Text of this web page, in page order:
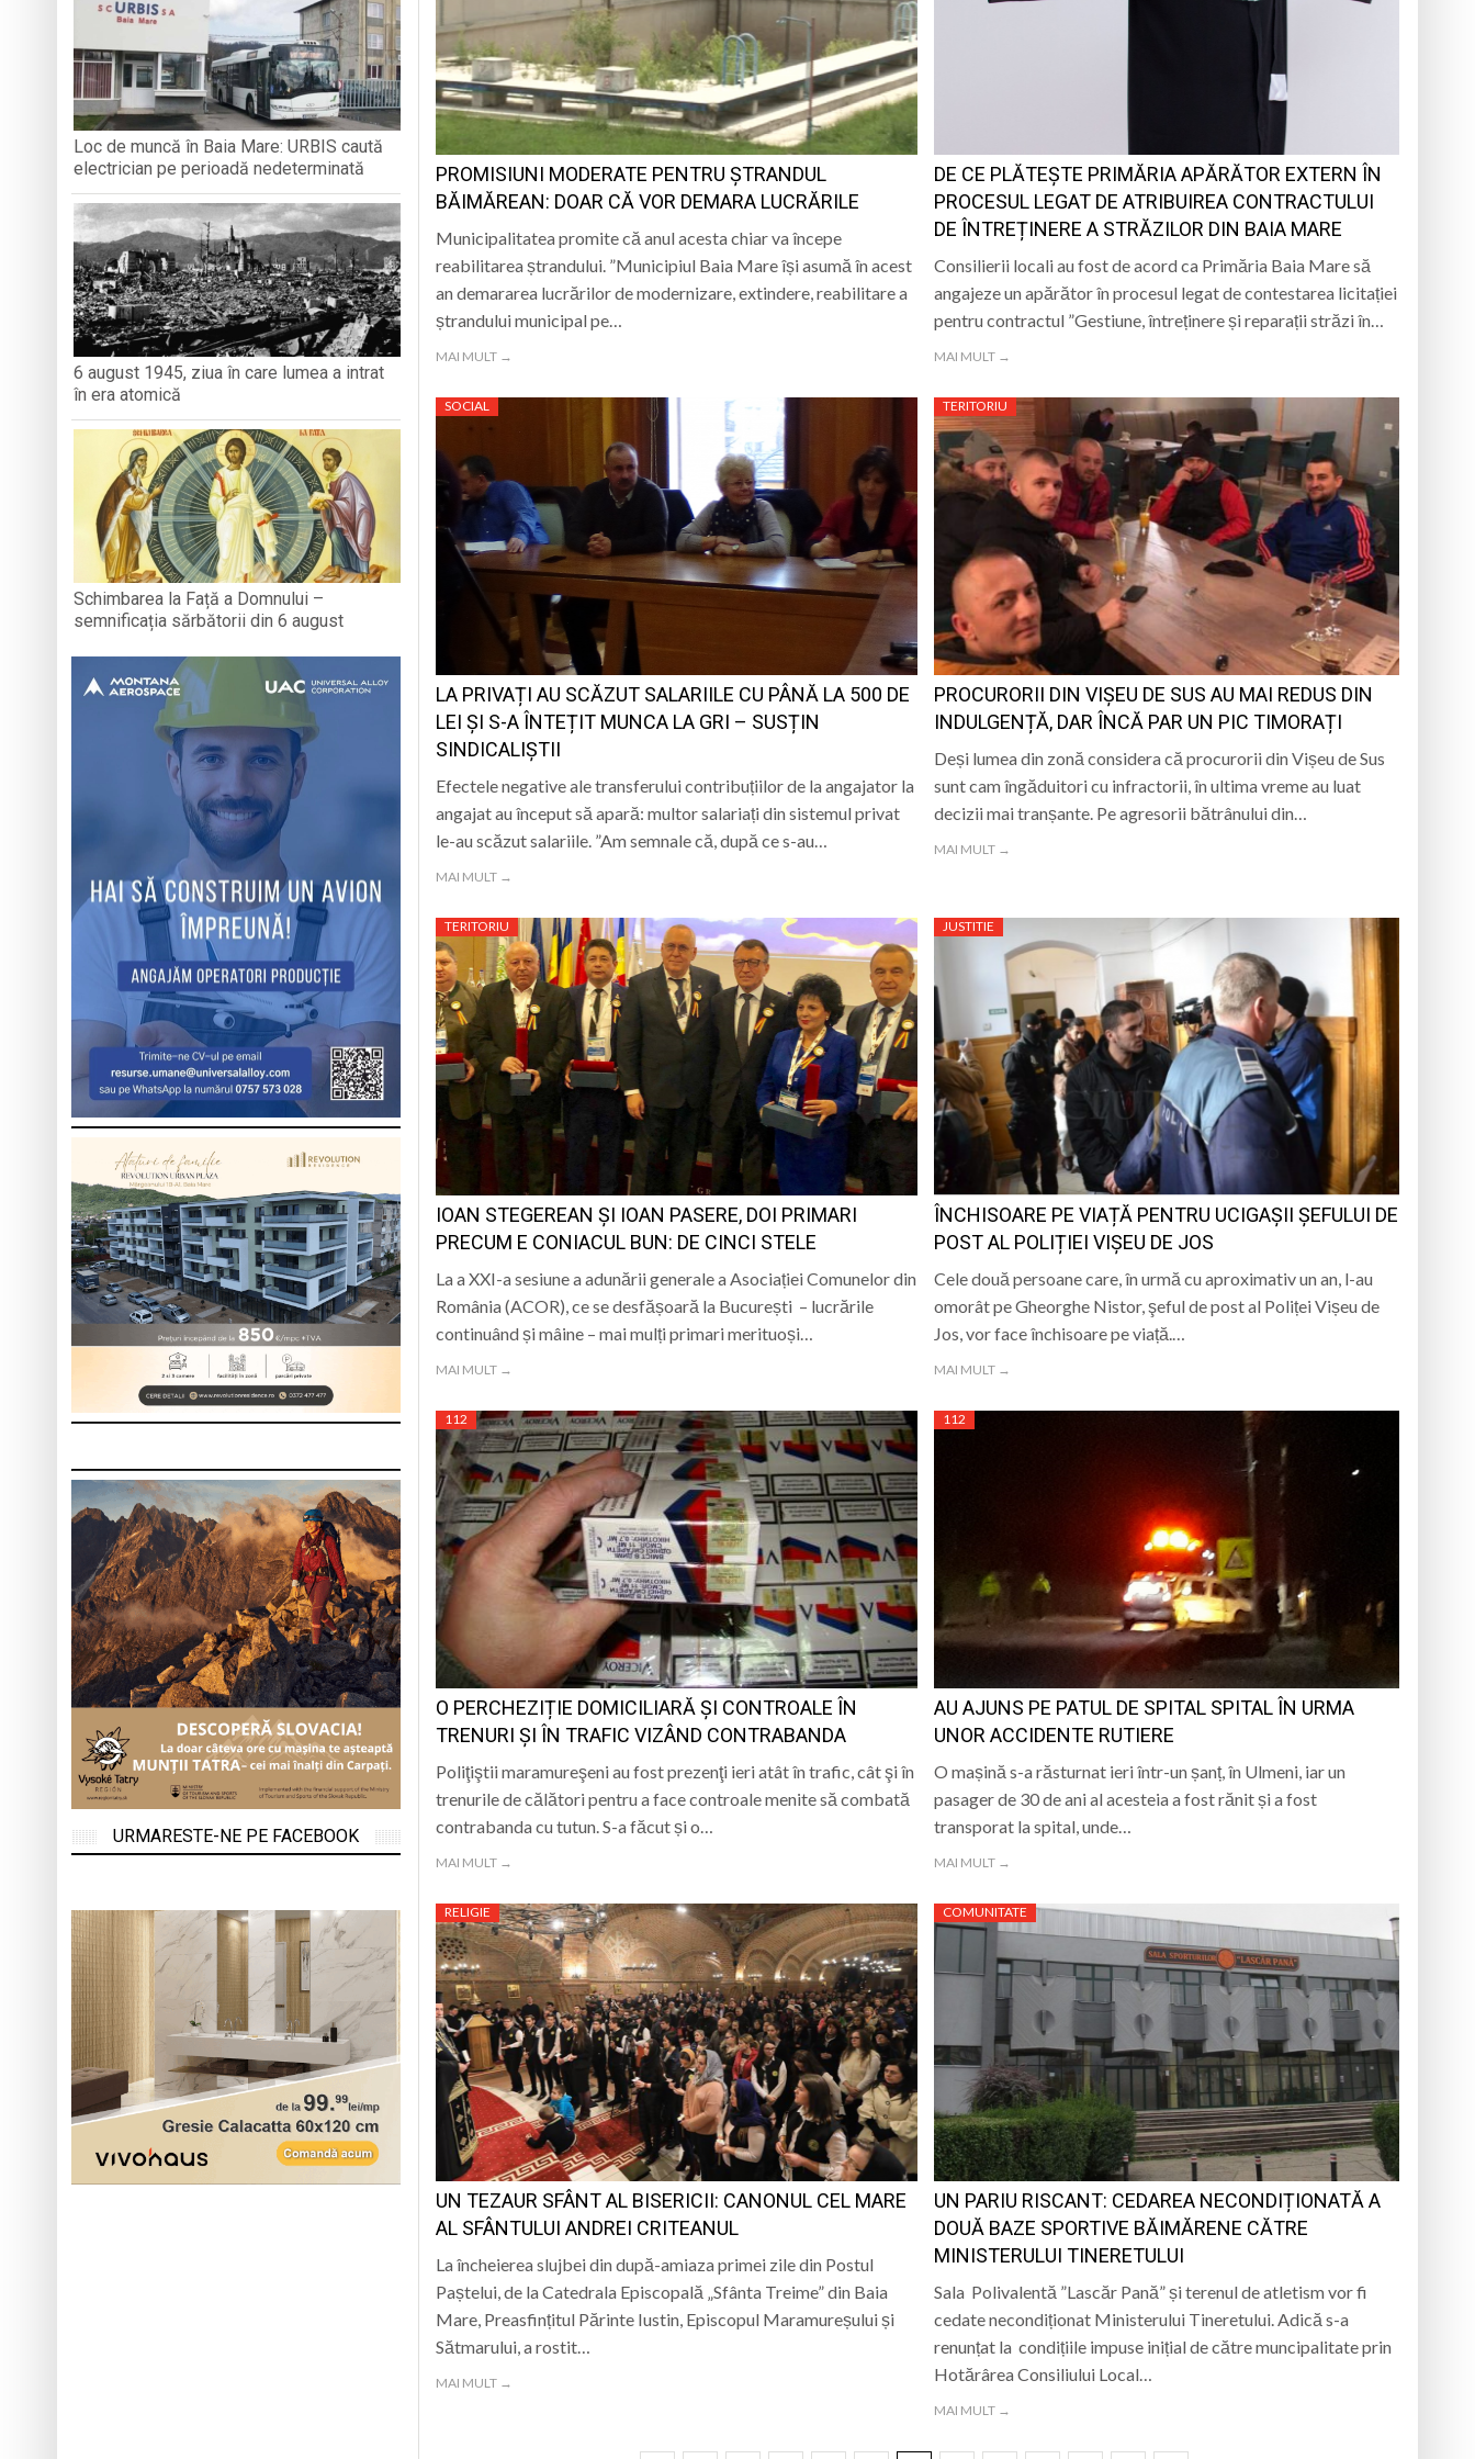
5 august 1984: regalul olimpic oferit de Kati Szabo
Pompierii voluntari din cadrul SVSU Recea, Maramureș, sunt din nou campioni naționali
Prefectura Maramureș le cere primăriilor să reducă consumul de energie
Angajări în învățământul băimărean: post cu normă întreagă la grădiniță
PROMISIUNI MODERATE PENTRU ȘTRANDUL
BĂIMĂREAN: DOAR CĂ VOR DEMARA LUCRĂRILE
Municipalitatea promite că anul acesta chiar va începe
reabilitarea ștrandului. ”Municipiul Baia Mare își asumă în acest
an demararea lucrărilor de modernizare, extindere, reabilitare a
ștrandului municipal pe…
MAI MULT →
DE CE PLĂTEȘTE PRIMĂRIA APĂRĂTOR EXTERN ÎN
PROCESUL LEGAT DE ATRIBUIREA CONTRACTULUI
DE ÎNTREȚINERE A STRĂZILOR DIN BAIA MARE
Consilierii locali au fost de acord ca Primăria Baia Mare să
angajeze un apărător în procesul legat de contestarea licitației
pentru contractul ”Gestiune, întreținere și reparații străzi în…
MAI MULT →
SOCIAL
LA PRIVAȚI AU SCĂZUT SALARIILE CU PÂNĂ LA 500 DE
LEI ȘI S-A ÎNTEȚIT MUNCA LA GRI – SUSȚIN
SINDICALIȘTII
Efectele negative ale transferului contribuțiilor de la angajator la
angajat au început să apară: multor salariați din sistemul privat
le-au scăzut salariile. ”Am semnale că, după ce s-au…
MAI MULT →
TERITORIU
PROCURORII DIN VIȘEU DE SUS AU MAI REDUS DIN
INDULGENȚĂ, DAR ÎNCĂ PAR UN PIC TIMORAȚI
Deși lumea din zonă considera că procurorii din Vișeu de Sus
sunt cam îngăduitori cu infractorii, în ultima vreme au luat
decizii mai tranșante. Pe agresorii bătrânului din…
MAI MULT →
TERITORIU
IOAN STEGEREAN ȘI IOAN PASERE, DOI PRIMARI
PRECUM E CONIACUL BUN: DE CINCI STELE
La a XXI-a sesiune a adunării generale a Asociației Comunelor din
România (ACOR), ce se desfășoară la București – lucrările
continuând și mâine – mai mulți primari merituoși…
MAI MULT →
JUSTITIE
ÎNCHISOARE PE VIAȚĂ PENTRU UCIGAȘII ȘEFULUI DE
POST AL POLIȚIEI VIȘEU DE JOS
Cele două persoane care, în urmă cu aproximativ un an, l-au
omorât pe Gheorghe Nistor, şeful de post al Poliței Vișeu de
Jos, vor face închisoare pe viață.…
MAI MULT →
112
O PERCHEZIȚIE DOMICILIARĂ ȘI CONTROALE ÎN
TRENURI ȘI ÎN TRAFIC VIZÂND CONTRABANDA
Poliţiştii maramureşeni au fost prezenţi ieri atât în trafic, cât şi în
trenurile de călători pentru a face controale menite să combată
contrabanda cu tutun. S-a făcut și o…
MAI MULT →
112
AU AJUNS PE PATUL DE SPITAL SPITAL ÎN URMA
UNOR ACCIDENTE RUTIERE
O mașină s-a răsturnat ieri într-un șanț, în Ulmeni, iar un
pasager de 30 de ani al acesteia a fost rănit și a fost
transporat la spital, unde…
MAI MULT →
RELIGIE
UN TEZAUR SFÂNT AL BISERICII: CANONUL CEL MARE
AL SFÂNTULUI ANDREI CRITEANUL
La încheierea slujbei din după-amiaza primei zile din Postul
Paștelui, de la Catedrala Episcopală „Sfânta Treime” din Baia
Mare, Preasfințitul Părinte Iustin, Episcopul Maramureșului și
Sătmarului, a rostit…
MAI MULT →
COMUNITATE
UN PARIU RISCANT: CEDAREA NECONDIȚIONATĂ A
DOUĂ BAZE SPORTIVE BĂIMĂRENE CĂTRE
MINISTERULUI TINERETULUI
Sala Polivalentă ”Lascăr Pană” și terenul de atletism vor fi
cedate necondiționat Ministerului Tineretului. Adică s-a
renunțat la condițiile impuse inițial de către muncipalitate prin
Hotărârea Consiliului Local…
MAI MULT →
Loc de muncă în Baia Mare: URBIS caută
electrician pe perioadă nedeterminată
6 august 1945, ziua în care lumea a intrat
în era atomică
Schimbarea la Față a Domnului –
semnificația sărbătorii din 6 august
URMARESTE-NE PE FACEBOOK